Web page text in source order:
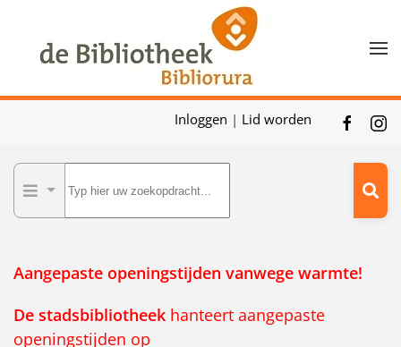
Skip to main content
Inloggen | Lid worden
Aangepaste openingstijden vanwege warmte!
De stadsbibliotheek hanteert aangepaste
openingstijden op